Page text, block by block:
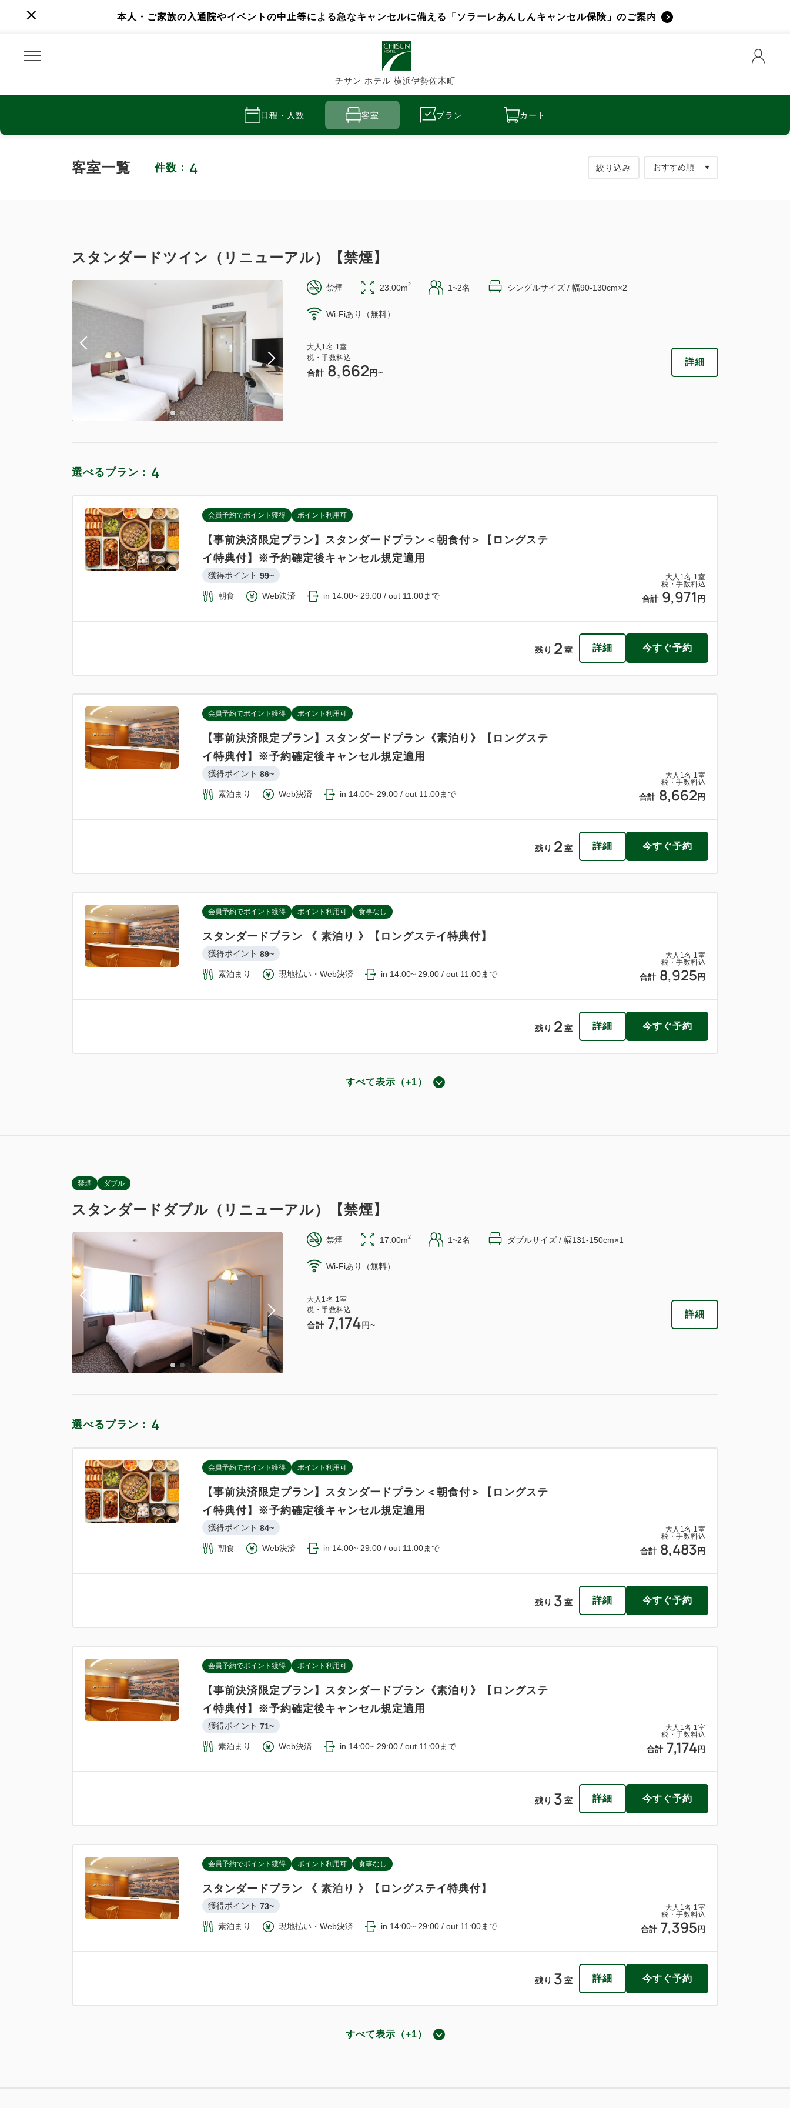
本人・ご家族の入通院やイベントの中止等による急なキャンセルに備える「ソラーレあんしんキャンセル保険」のご案内
チサン ホテル 横浜伊勢佐木町
日程・人数 客室 プラン カート
客室一覧 件数： 4 絞り込み
スタンダードツイン（リニューアル）【禁煙】
禁煙 23.00m2 1~2名 シングルサイズ / 幅90-130cm×2
Wi-Fiあり（無料）
大人 1名 1室
税・手数料込
合計 8,662 円~
詳細
選べるプラン： 4
大人 1名 1室
税・手数料込
合計 9,971 円
会員予約でポイント獲得 ポイント利用可
【事前決済限定プラン】スタンダードプラン＜朝食付＞【ロングステ
イ特典付】※予約確定後キャンセル規定適用
獲得ポイント 99~
朝食 Web決済 in 14:00~ 29:00 / out 11:00まで
残り 2 室 詳細 今すぐ予約
大人 1名 1室
税・手数料込
合計 8,662 円
会員予約でポイント獲得 ポイント利用可
【事前決済限定プラン】スタンダードプラン《素泊り》【ロングステ
イ特典付】※予約確定後キャンセル規定適用
獲得ポイント 86~
素泊まり Web決済 in 14:00~ 29:00 / out 11:00まで
残り 2 室 詳細 今すぐ予約
大人 1名 1室
税・手数料込
合計 8,925 円
会員予約でポイント獲得 ポイント利用可 食事なし
スタンダードプラン 《 素泊り 》【ロングステイ特典付】
獲得ポイント 89~
素泊まり 現地払い・Web決済 in 14:00~ 29:00 / out 11:00まで
残り 2 室 詳細 今すぐ予約
すべて表示（+1）
禁煙 ダブル
スタンダードダブル（リニューアル）【禁煙】
禁煙 17.00m2 1~2名 ダブルサイズ / 幅131-150cm×1
Wi-Fiあり（無料）
大人 1名 1室
税・手数料込
合計 7,174 円~
詳細
選べるプラン： 4
大人 1名 1室
税・手数料込
合計 8,483 円
会員予約でポイント獲得 ポイント利用可
【事前決済限定プラン】スタンダードプラン＜朝食付＞【ロングステ
イ特典付】※予約確定後キャンセル規定適用
獲得ポイント 84~
朝食 Web決済 in 14:00~ 29:00 / out 11:00まで
残り 3 室 詳細 今すぐ予約
大人 1名 1室
税・手数料込
合計 7,174円
会員予約でポイント獲得 ポイント利用可
【事前決済限定プラン】スタンダードプラン《素泊り》【ロングステ
イ特典付】※予約確定後キャンセル規定適用
獲得ポイント 71~
素泊まり Web決済 in 14:00~ 29:00 / out 11:00まで
残り 3 室 詳細 今すぐ予約
大人 1名 1室
税・手数料込
合計 7,395 円
会員予約でポイント獲得 ポイント利用可 食事なし
スタンダードプラン 《 素泊り 》【ロングステイ特典付】
獲得ポイント 73~
素泊まり 現地払い・Web決済 in 14:00~ 29:00 / out 11:00まで
残り 3 室 詳細 今すぐ予約
すべて表示（+1）